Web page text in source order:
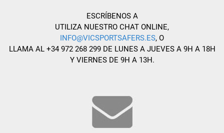
ESCRÍBENOS A
UTILIZA NUESTRO CHAT ONLINE,
INFO@VICSPORTSAFERS.ES, O
LLAMA AL +34 972 268 299 DE LUNES A JUEVES A 9H A 18H
Y VIERNES DE 9H A 13H.